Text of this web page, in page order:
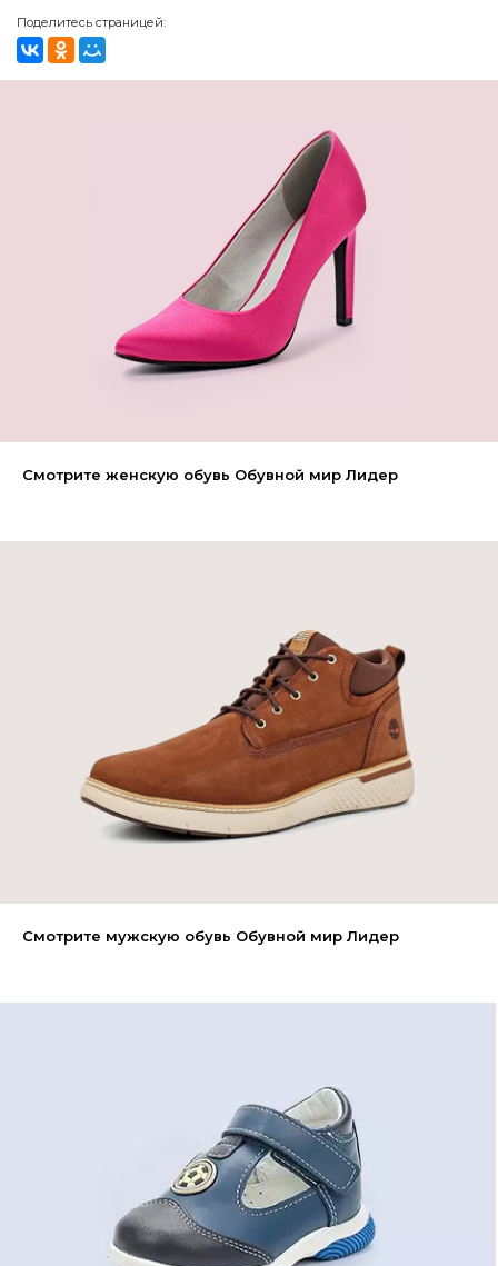
Поделитесь страницей:
Смотрите женскую обувь Обувной мир Лидер
Смотрите мужскую обувь Обувной мир Лидер